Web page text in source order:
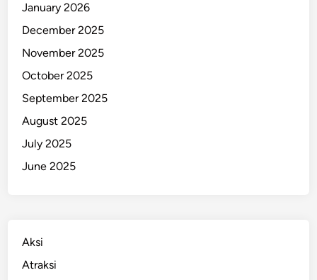
January 2026
December 2025
November 2025
October 2025
September 2025
August 2025
July 2025
June 2025
Aksi
Atraksi